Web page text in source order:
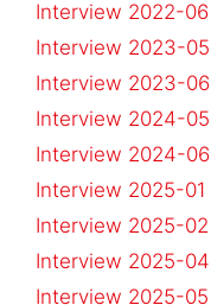
Interview 2022-06
Interview 2023-05
Interview 2023-06
Interview 2024-05
Interview 2024-06
Interview 2025-01
Interview 2025-02
Interview 2025-04
Interview 2025-05